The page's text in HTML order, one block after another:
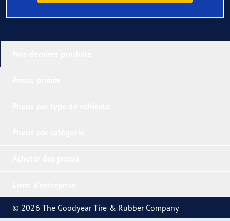
© 2026 The Goodyear Tire & Rubber Company